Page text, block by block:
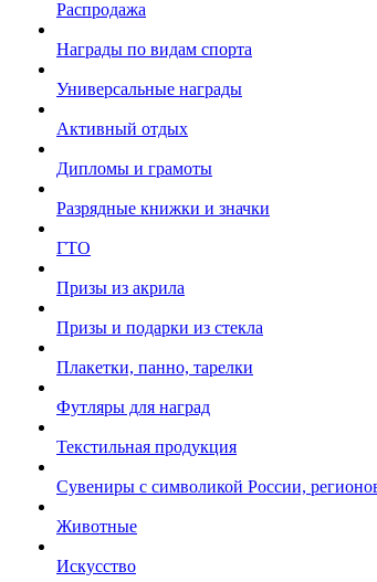
Распродажа
Награды по видам спорта
Универсальные награды
Активный отдых
Дипломы и грамоты
Разрядные книжки и значки
ГТО
Призы из акрила
Призы и подарки из стекла
Плакетки, панно, тарелки
Футляры для наград
Текстильная продукция
Сувениры с символикой России,
Животные
Искусство